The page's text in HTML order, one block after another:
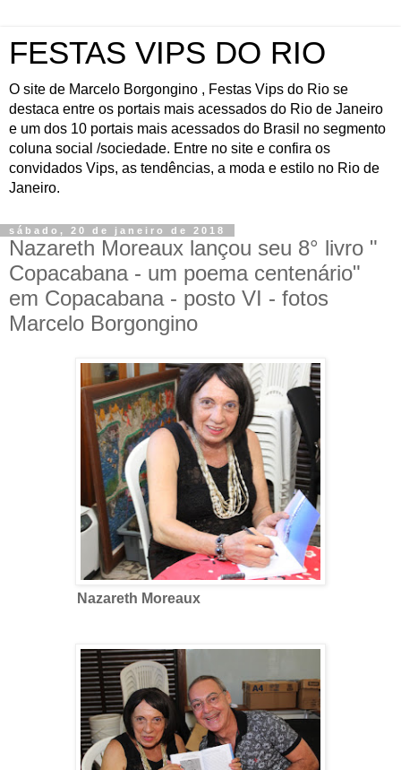
FESTAS VIPS DO RIO
O site de Marcelo Borgongino , Festas Vips do Rio se
destaca entre os portais mais acessados do Rio de Janeiro
e um dos 10 portais mais acessados do Brasil no segmento
coluna social /sociedade. Entre no site e confira os
convidados Vips, as tendências, a moda e estilo no Rio de
Janeiro.
sábado, 20 de janeiro de 2018
Nazareth Moreaux lançou seu 8° livro "
Copacabana - um poema centenário"
em Copacabana - posto VI - fotos
Marcelo Borgongino
Nazareth Moreaux